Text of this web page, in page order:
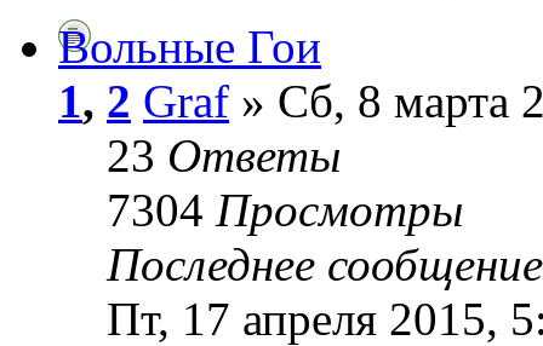
Вольные Гои
1, 2 Graf » Сб, 8 марта
23 Ответы
7304 Просмотры
Последнее
Пт, 17 апреля 2015,